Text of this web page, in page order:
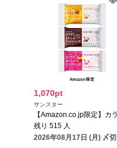
1,070pt
サンスター
残り 515 人
2026年08月17日 (月) 〆切